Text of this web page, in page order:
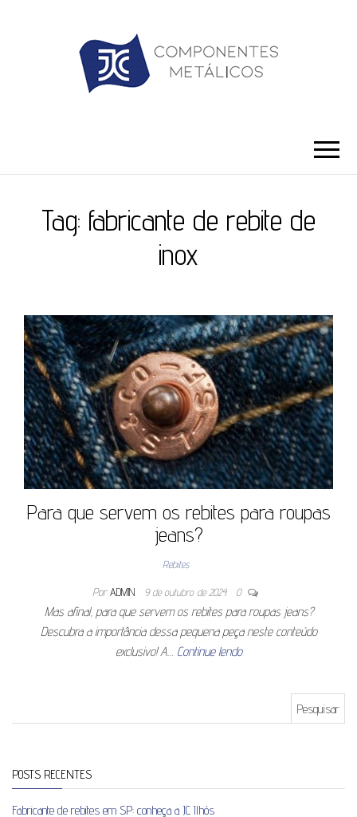
Tag: fabricante de rebite de
inox
Para que servem os rebites para roupas
jeans?
Rebites
Por ADMIN 9 de outubro de 2024 0
Mas afinal, para que servem os rebites para roupas jeans?
Descubra a importância dessa pequena peça neste conteúdo
exclusivo! A… Continue lendo
POSTS RECENTES
Fabricante de rebites em SP: conheça a JC Ilhós